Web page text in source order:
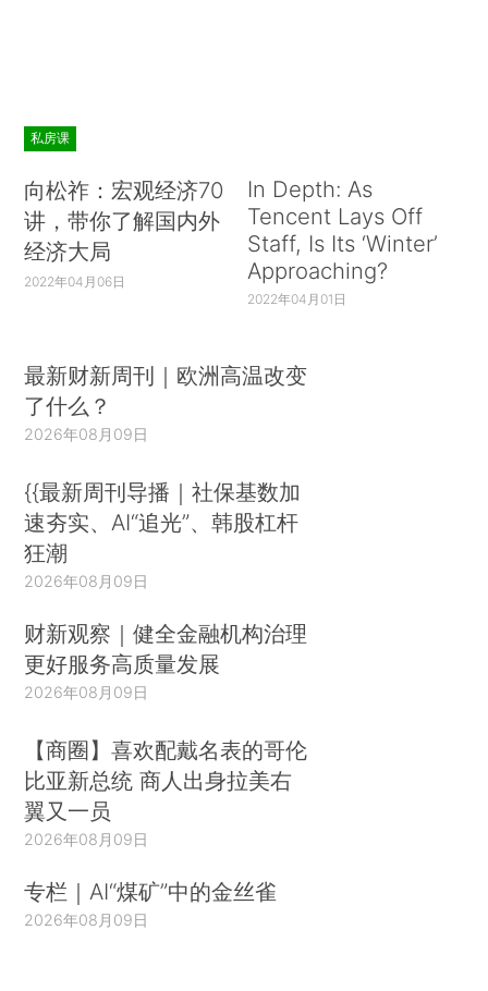
私房课
向松祚：宏观经济70
讲，带你了解国内外
经济大局
2022年04月06日
In Depth: As
Tencent Lays Off
Staff, Is Its ‘Winter’
Approaching?
2022年04月01日
最新财新周刊｜欧洲高温改变
了什么？
2026年08月09日
{{最新周刊导播｜社保基数加
速夯实、AI“追光”、韩股杠杆
狂潮
2026年08月09日
财新观察｜健全金融机构治理
更好服务高质量发展
2026年08月09日
【商圈】喜欢配戴名表的哥伦
比亚新总统 商人出身拉美右
翼又一员
2026年08月09日
专栏｜AI“煤矿”中的金丝雀
2026年08月09日